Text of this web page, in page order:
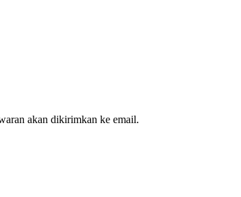
akan dikirimkan ke email.